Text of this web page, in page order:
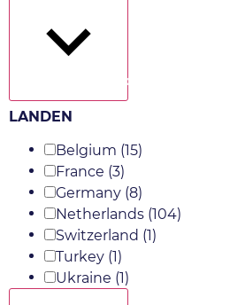
Toon meer
LANDEN
Belgium (15)
France (3)
Germany (8)
Netherlands (104)
Switzerland (1)
Turkey (1)
Ukraine (1)